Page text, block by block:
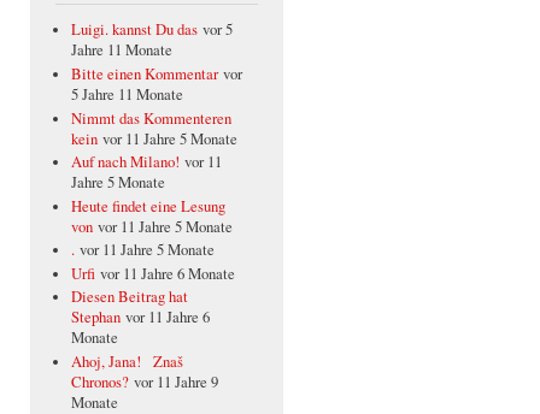
Luigi. kannst Du das vor 5
Jahre 11 Monate
Bitte einen Kommentar vor
5 Jahre 11 Monate
Nimmt das Kommenteren
kein vor 11 Jahre 5 Monate
Auf nach Milano! vor 11
Jahre 5 Monate
Heute findet eine Lesung
von vor 11 Jahre 5 Monate
. vor 11 Jahre 5 Monate
Urfi vor 11 Jahre 6 Monate
Diesen Beitrag hat
Stephan vor 11 Jahre 6
Monate
Ahoj, Jana! Znaš
Chronos? vor 11 Jahre 9
Monate